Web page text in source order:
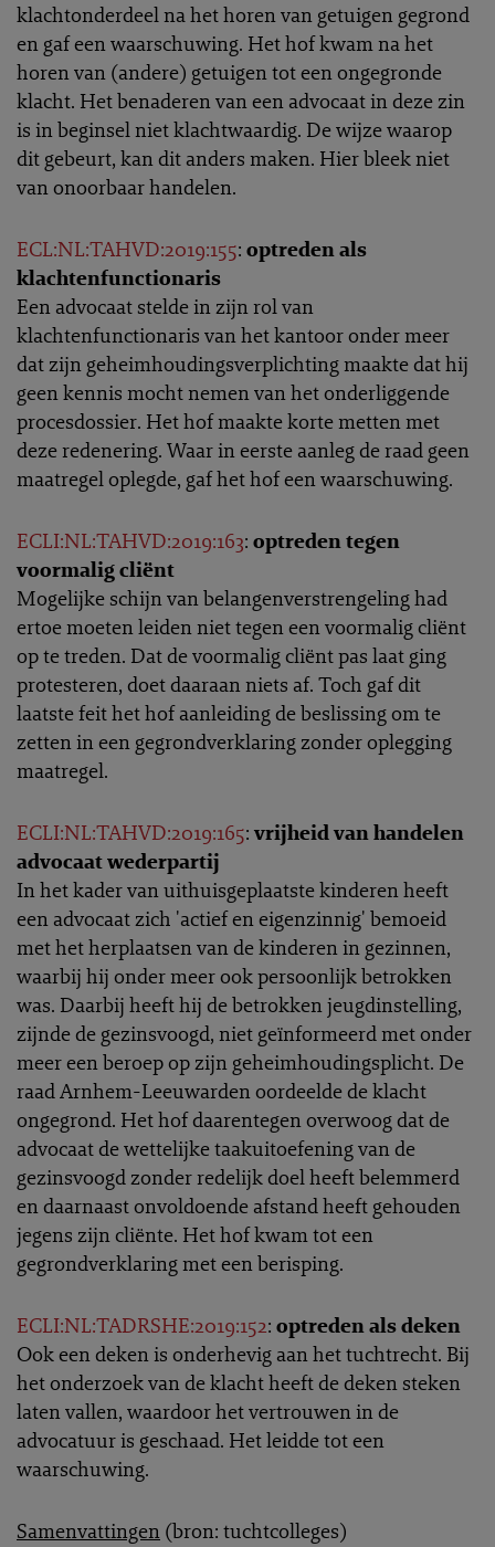
klachtonderdeel na het horen van getuigen gegrond
en gaf een waarschuwing. Het hof kwam na het
horen van (andere) getuigen tot een ongegronde
klacht. Het benaderen van een advocaat in deze zin
is in beginsel niet klachtwaardig. De wijze waarop
dit gebeurt, kan dit anders maken. Hier bleek niet
van onoorbaar handelen.
ECL:NL:TAHVD:2019:155: optreden als
klachtenfunctionaris
Een advocaat stelde in zijn rol van
klachtenfunctionaris van het kantoor onder meer
dat zijn geheimhoudingsverplichting maakte dat hij
geen kennis mocht nemen van het onderliggende
procesdossier. Het hof maakte korte metten met
deze redenering. Waar in eerste aanleg de raad geen
maatregel oplegde, gaf het hof een waarschuwing.
ECLI:NL:TAHVD:2019:163: optreden tegen
voormalig cliënt
Mogelijke schijn van belangenverstrengeling had
ertoe moeten leiden niet tegen een voormalig cliënt
op te treden. Dat de voormalig cliënt pas laat ging
protesteren, doet daaraan niets af. Toch gaf dit
laatste feit het hof aanleiding de beslissing om te
zetten in een gegrondverklaring zonder oplegging
maatregel.
ECLI:NL:TAHVD:2019:165: vrijheid van handelen
advocaat wederpartij
In het kader van uithuisgeplaatste kinderen heeft
een advocaat zich 'actief en eigenzinnig' bemoeid
met het herplaatsen van de kinderen in gezinnen,
waarbij hij onder meer ook persoonlijk betrokken
was. Daarbij heeft hij de betrokken jeugdinstelling,
zijnde de gezinsvoogd, niet geïnformeerd met onder
meer een beroep op zijn geheimhoudingsplicht. De
raad Arnhem-Leeuwarden oordeelde de klacht
ongegrond. Het hof daarentegen overwoog dat de
advocaat de wettelijke taakuitoefening van de
gezinsvoogd zonder redelijk doel heeft belemmerd
en daarnaast onvoldoende afstand heeft gehouden
jegens zijn cliënte. Het hof kwam tot een
gegrondverklaring met een berisping.
ECLI:NL:TADRSHE:2019:152: optreden als deken
Ook een deken is onderhevig aan het tuchtrecht. Bij
het onderzoek van de klacht heeft de deken steken
laten vallen, waardoor het vertrouwen in de
advocatuur is geschaad. Het leidde tot een
waarschuwing.
Samenvattingen (bron: tuchtcolleges)